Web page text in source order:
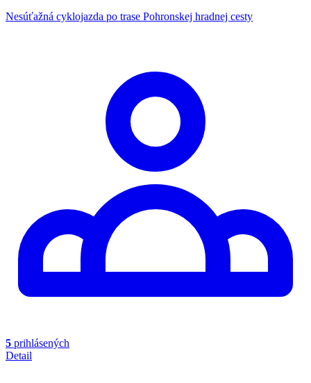
Nesúťažná cyklojazda po trase Pohronskej hradnej cesty
5 prihlásených
Detail